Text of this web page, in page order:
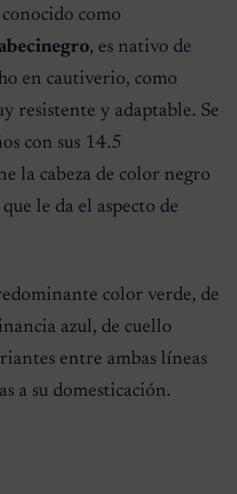
como
, es nativo de
en cautiverio, como
resistente y adaptable. Se
con sus 14.5
la cabeza de color negro
le da el aspecto de
color verde, de
azul, de cuello
entre ambas líneas
a su domesticación.